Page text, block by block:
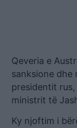
Qeveria e
sanksione dhe
presidentit
ministrit të
Ky njoftim i